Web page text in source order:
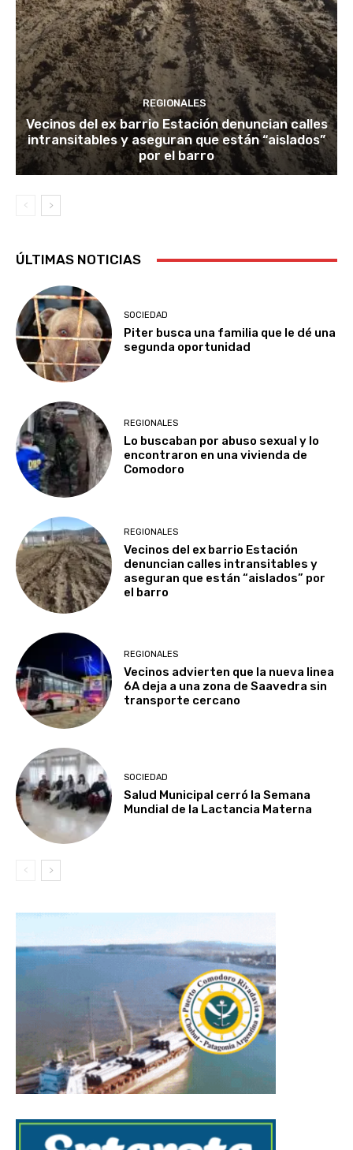
REGIONALES
Vecinos del ex barrio Estación denuncian calles
intransitables y aseguran que están “aislados”
por el barro
ÚLTIMAS NOTICIAS
SOCIEDAD
Piter busca una familia que le dé una
segunda oportunidad
REGIONALES
Lo buscaban por abuso sexual y lo
encontraron en una vivienda de
Comodoro
REGIONALES
Vecinos del ex barrio Estación
denuncian calles intransitables y
aseguran que están “aislados” por
el barro
REGIONALES
Vecinos advierten que la nueva linea
6A deja a una zona de Saavedra sin
transporte cercano
SOCIEDAD
Salud Municipal cerró la Semana
Mundial de la Lactancia Materna